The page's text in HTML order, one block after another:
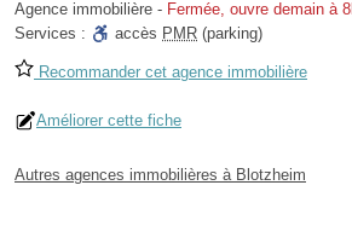
Agence immobilière - Fermée, ouvre demain à
Services :
accès PMR (parking)
Recommander cet agence immobilière
Améliorer cette fiche
Autres agences immobilières à Blotzheim